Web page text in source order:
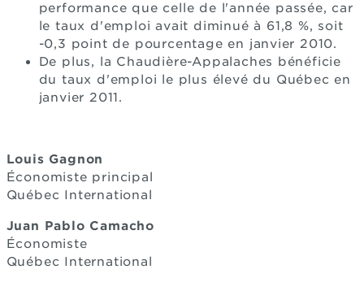
performance que celle de l'année passée, car
le taux d'emploi avait diminué à 61,8 %, soit
-0,3 point de pourcentage en janvier 2010.
De plus, la Chaudière-Appalaches bénéficie
du taux d'emploi le plus élevé du Québec en
janvier 2011.
Louis Gagnon
Économiste principal
Québec International
Juan Pablo Camacho
Économiste
Québec International